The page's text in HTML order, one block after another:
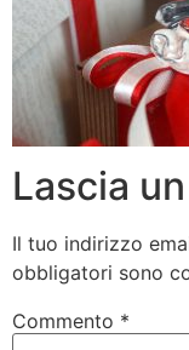
Lascia
Il tuo indirizzo
obbligatori sono
Commento *